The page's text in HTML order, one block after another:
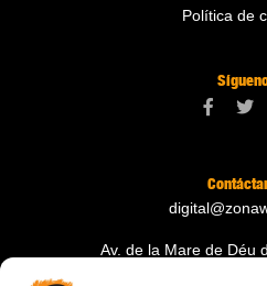
Política de
Av. de la Mare de Déu